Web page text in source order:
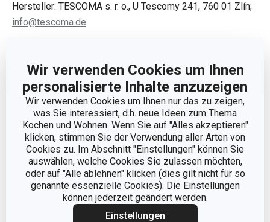
Wir verwenden Cookies um Ihnen
personalisierte Inhalte anzuzeigen
Wir verwenden Cookies um Ihnen nur das zu zeigen,
was Sie interessiert, d.h. neue Ideen zum Thema
Kochen und Wohnen. Wenn Sie auf "Alles akzeptieren"
klicken, stimmen Sie der Verwendung aller Arten von
Cookies zu. Im Abschnitt "Einstellungen" können Sie
auswählen, welche Cookies Sie zulassen möchten,
oder auf "Alle ablehnen" klicken (dies gilt nicht für so
genannte essenzielle Cookies). Die Einstellungen
können jederzeit geändert werden.
Einstellungen
Hersteller: TESCOMA s. r. o., U Tescomy 241, 760 01 Zlín;
info@tescoma.de
Weniger anzeigen